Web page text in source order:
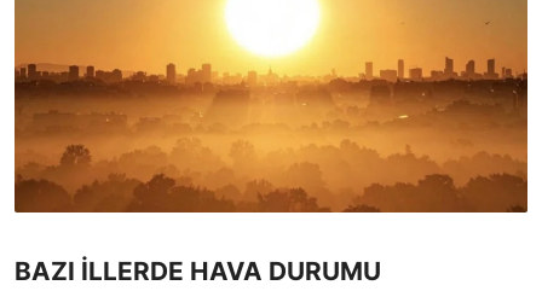
BAZI İLLERDE HAVA DURUMU